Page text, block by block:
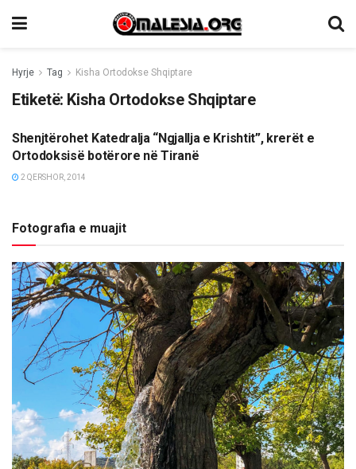
Hyrje Tag Kisha Ortodokse Shqiptare
Etiketë: Kisha Ortodokse Shqiptare
ETNIKE/RAJONI/BOTA
Shenjtërohet Katedralja “Ngjallja e Krishtit”, krerët e
Ortodoksisë botërore në Tiranë
2 QERSHOR, 2014
Fotografia e muajit